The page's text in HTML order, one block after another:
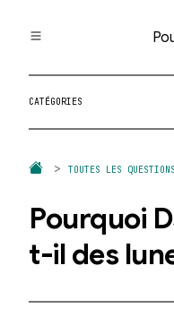
Toutes les questions
Catégories
Question au hasard
CATÉGORIES
TOUTES LES QUESTIONS
Pourquoi
t-il des